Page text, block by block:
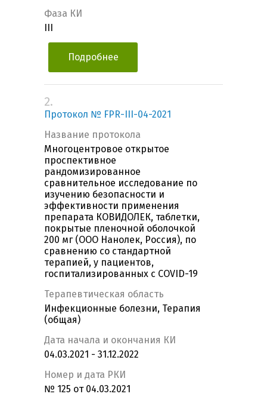
Фаза КИ
Подробнее
2.
Протокол № FPR-III-04-2021
Название протокола
Многоцентровое открытое
проспективное
рандомизированное
сравнительное исследование по
изучению безопасности и
эффективности применения
препарата КОВИДОЛЕК, таблетки,
покрытые пленочной оболочкой
200 мг (ООО Нанолек, Россия), по
сравнению со стандартной
терапией, у пациентов,
госпитализированных c COVID-19
Терапевтическая область
Инфекционные болезни, Терапия
(общая)
Дата начала и окончания КИ
04.03.2021 - 31.12.2022
Номер и дата РКИ
№ 125 от 04.03.2021